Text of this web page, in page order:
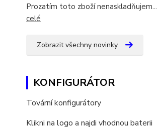
Prozatím toto zboží nenaskladňujem...
celé
Zobrazit všechny novinky
KONFIGURÁTOR
Tovární konfigurátory
Klikni na logo a najdi vhodnou baterii